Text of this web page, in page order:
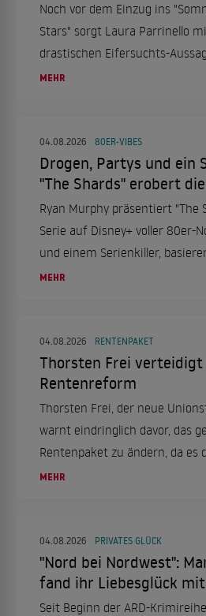
Noch vor dem Einzug ins
Stars" sorgt Laura Parrinello
drastischen Eifersuchts-
Gesprächsstoff. Gleichzeitig
MEHR
04.08.2026 80ER-VIBES
Drogen, Partys und ein
"The Shards" erobert
Ryan Murphy präsentiert "The
Serie auf Disney+ voller 80er-
und einem Serienkiller,
Easton Ellis' Roman.
MEHR
04.08.2026 RENTENPAKET
Thorsten Frei verteidigt
Rentenreform
Thorsten Frei, der neue
warnt eindringlich davor, das
Rentenpaket zu ändern, da es
ins Wanken bringen könnte. Die
Generationengerechtigkeit
MEHR
04.08.2026 PRIVATES GLÜCK
"Nord bei Nordwest":
fand ihr Liebesglück
Seit Beginn der ARD-